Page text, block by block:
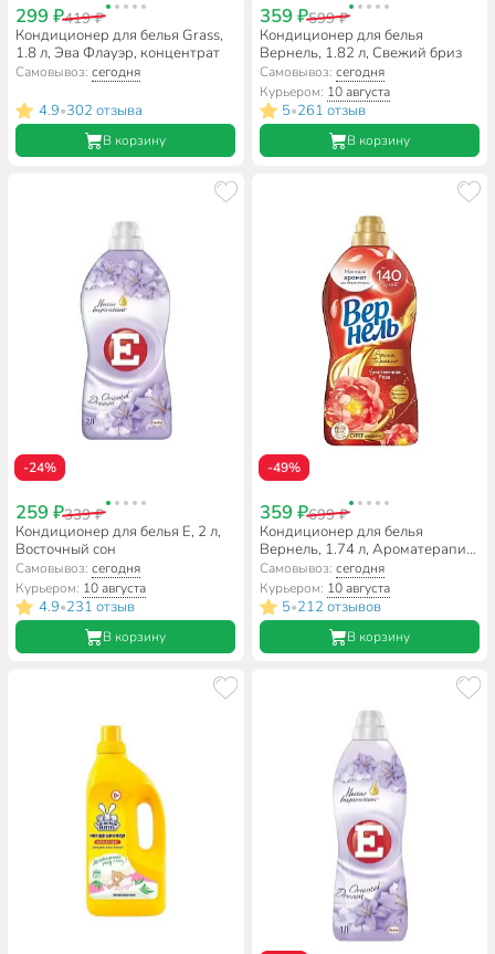
299 ₽419 ₽
Кондиционер для белья Grass,
1.8 л, Эва Флауэр, концентрат
Самовывоз:сегодня
4.9•302 отзыва
В корзину
359 ₽599 ₽
Кондиционер для белья
Вернель, 1.82 л, Свежий бриз
Самовывоз: сегодня
Курьером: 10 августа
5•261 отзыв
В корзину
-24%
259 ₽339 ₽
Кондиционер для белья E, 2 л,
Восточный сон
Самовывоз:сегодня
Курьером: 10 августа
4.9•231 отзыв
В корзину
-49%
359 ₽699 ₽
Кондиционер для белья
Вернель, 1.74 л, Ароматерапия
Чувственная роза
Самовывоз: сегодня
Курьером: 10 августа
5•212 отзывов
В корзину